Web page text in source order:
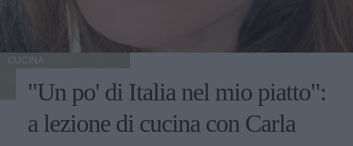
CUCINA
"Un po' di Italia nel mio piatto":
a lezione di cucina con Carla